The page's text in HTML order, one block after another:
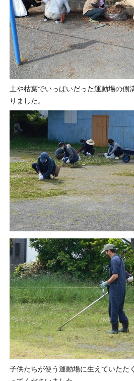
土や枯葉でいっぱいだった運動場の側
りました。
子供たちが使う運動場に生えていたた